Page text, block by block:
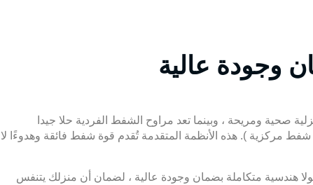
وجودة عالية
صحية ومريحة ، وبينما تعد مراوح الشفط الفردية حلا جيدا
مركزية ). هذه الأنظمة المتقدمة تُقدم قوة شفط فائقة وهدوءًا لا
هندسية متكاملة بضمان وجودة عالية ، لضمان أن منزلك يتنفس